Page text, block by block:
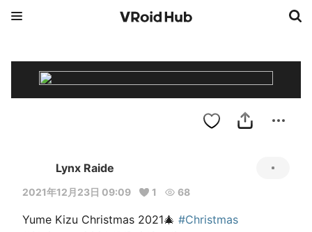
Lynx Raide
2021年12月23日 09:09 1 68
Yume Kizu Christmas 2021🎄 #Christmas